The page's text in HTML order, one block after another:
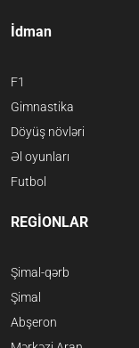
İdman
F1
Gimnastika
Döyüş növləri
Əl oyunları
Futbol
REGİONLAR
Şimal-qərb
Şimal
Abşeron